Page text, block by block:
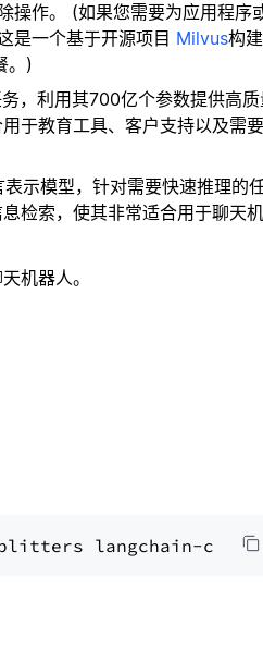
操作。 (如果您需要为应用程序
是一个基于开源项目 Milvus构建
。)
，利用其700亿个参数提供高
于教育工具、客户支持以及需要
示模型，针对需要快速推理的
检索，使其非常适合用于聊天机
机器人。